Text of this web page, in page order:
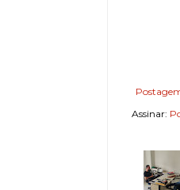
Assinar: